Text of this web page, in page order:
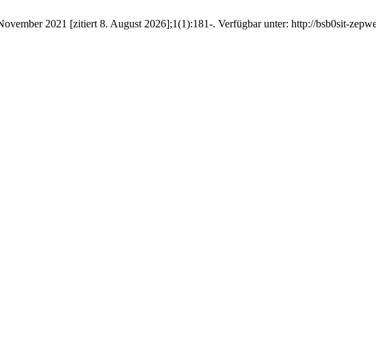
2021 [zitiert 8. August 2026];1(1):181-. Verfügbar unter: http://bsb0sit-